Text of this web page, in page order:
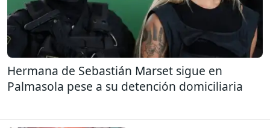
Hermana de Sebastián Marset sigue en
Palmasola pese a su detención domiciliaria